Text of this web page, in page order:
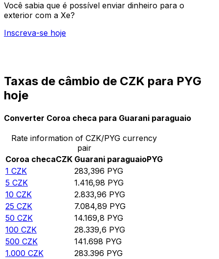
Você sabia que é possível enviar dinheiro para o
exterior com a Xe?
Inscreva-se hoje
Taxas de câmbio de CZK para PYG
hoje
Converter Coroa checa para Guarani paraguaio
Rate information of CZK/PYG currency
pair
Coroa checaCZK Guarani paraguaioPYG
1 CZK 283,396 PYG
5 CZK 1.416,98 PYG
10 CZK 2.833,96 PYG
25 CZK 7.084,89 PYG
50 CZK 14.169,8 PYG
100 CZK 28.339,6 PYG
500 CZK 141.698 PYG
1.000 CZK 283.396 PYG